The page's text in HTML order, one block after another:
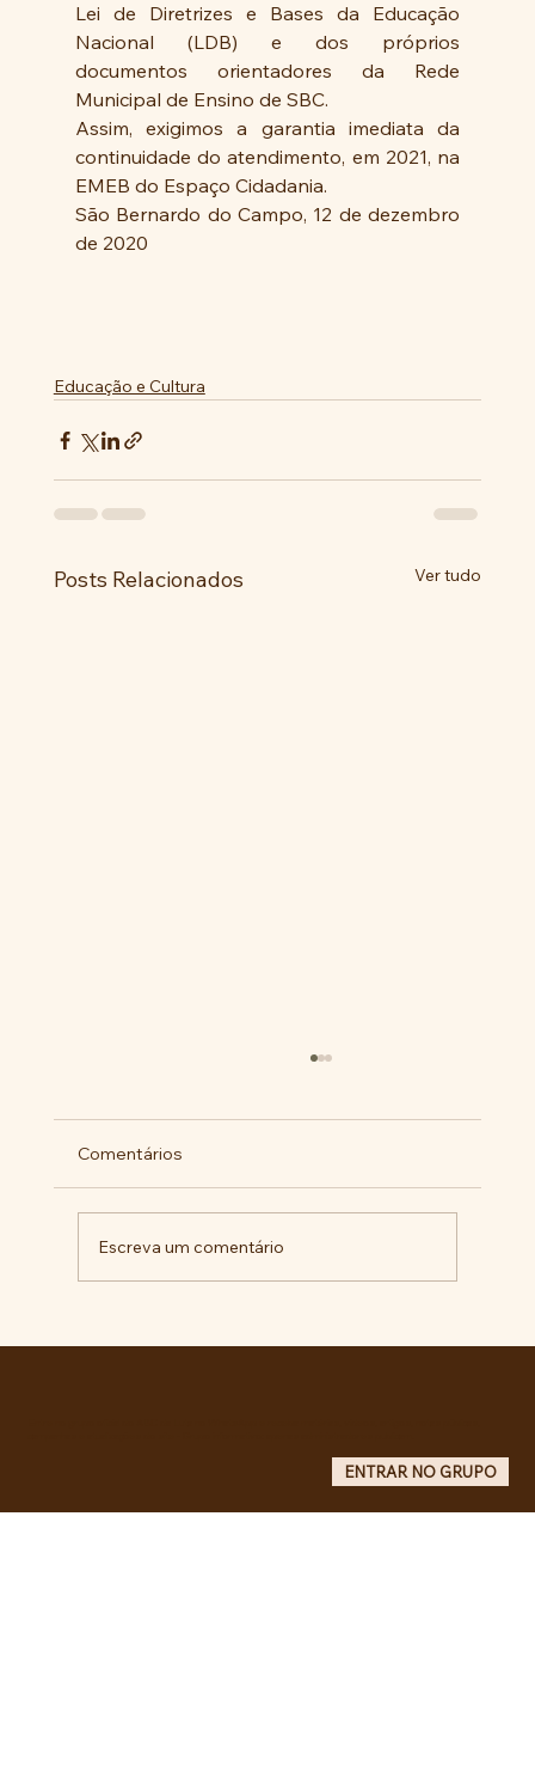
Lei de Diretrizes e Bases da Educação
Nacional (LDB) e dos próprios
documentos orientadores da Rede
Municipal de Ensino de SBC.
Assim, exigimos a garantia imediata da
continuidade do atendimento, em 2021, na
EMEB do Espaço Cidadania.
São Bernardo do Campo, 12 de dezembro
de 2020
Educação e Cultura
Posts Relacionados Ver tudo
Comentários
Escreva um comentário
ENTRAR NO GRUPO